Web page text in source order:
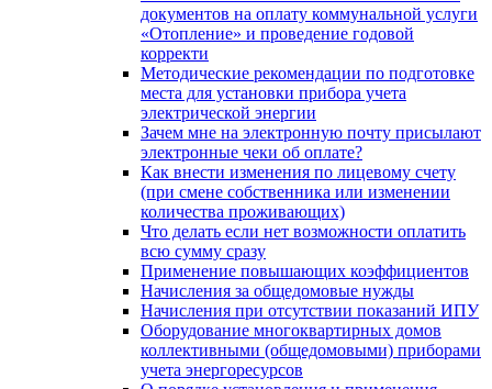
документов на оплату коммунальной услуги
«Отопление» и проведение годовой
корректи
Методические рекомендации по подготовке
места для установки прибора учета
электрической энергии
Зачем мне на электронную почту присылают
электронные чеки об оплате?
Как внести изменения по лицевому счету
(при смене собственника или изменении
количества проживающих)
Что делать если нет возможности оплатить
всю сумму сразу
Применение повышающих коэффициентов
Начисления за общедомовые нужды
Начисления при отсутствии показаний ИПУ
Оборудование многоквартирных домов
коллективными (общедомовыми) приборами
учета энергоресурсов